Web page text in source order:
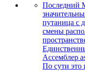
Последний
путаница с
смены
Ассемблер
По сути